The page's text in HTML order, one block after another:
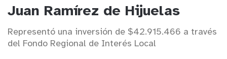
Juan Ramírez de Hijuelas
Representó una inversión de $42.915.466 a través
del Fondo Regional de Interés Local